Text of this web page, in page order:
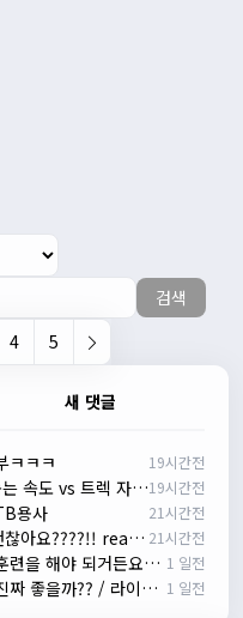
새 댓글
ㅋㅋㅋ 19시간전
"여름철 아아 녹는 속도 vs 트렉 자전거 고장 나는 속도 ㅋㅋㅋ 입문용 MTB 끝판왕 추천"19시간전
용사 21시간전
진짜…………괜찮아요????!! really okay?😱너무 아플것 같아……ㅜㅜ 21시간전
원래는 피나는 훈련을 해야 되거든요? 근데 다들 너무 힘들어하니까 우리가 치트키를 좀 써드릴게요. 아, KC 인증이 안나온다고요? 그럼 뭐... 얼른 훈련하러 안나가고 뭐하세요? 1 일전
티타늄 자전거 진짜 좋을까?? / 라이트스피드 얼티밋 리뷰 1 일전
괜찮나요?
는 안전한 라이딩으로
라이딩 하시기 바랍니
하루하루 보내세요~~
검색
4 5